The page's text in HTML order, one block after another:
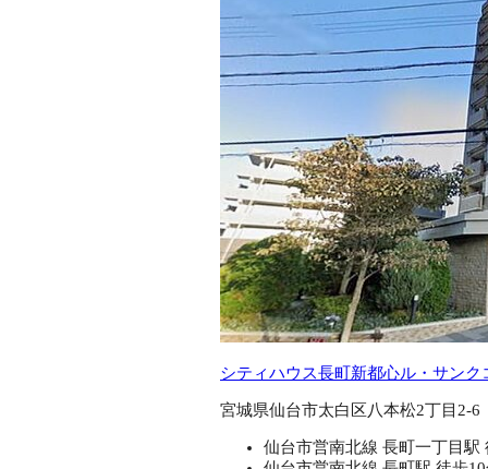
シティハウス長町新都心ル・サンク
宮城県仙台市太白区八本松2丁目2-6
仙台市営南北線 長町一丁目駅